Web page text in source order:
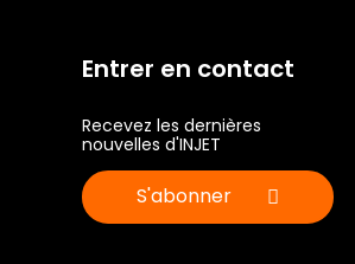
Entrer en contact
Recevez les dernières
nouvelles d'INJET
S'abonner